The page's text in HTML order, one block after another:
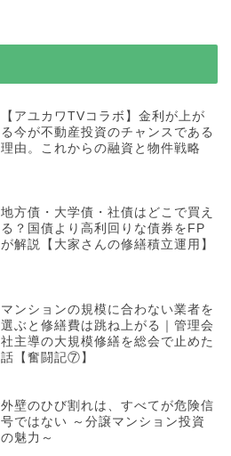
【アユカワTVコラボ】金利が上が
る今が不動産投資のチャンスである
理由。これからの融資と物件戦略
地方債・大学債・社債はどこで買え
る？国債より高利回りな債券をFP
が解説【大家さんの修繕積立運用】
マンションの規模に合わない業者を
選ぶと修繕費は跳ね上がる｜管理会
社主導の大規模修繕を総会で止めた
話【奮闘記⑦】
外壁のひび割れは、すべてが危険信
号ではない ～分譲マンション投資
の魅力～